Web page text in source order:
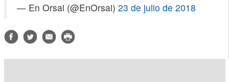
— En Orsai (@EnOrsai) 23 de julio de 2018